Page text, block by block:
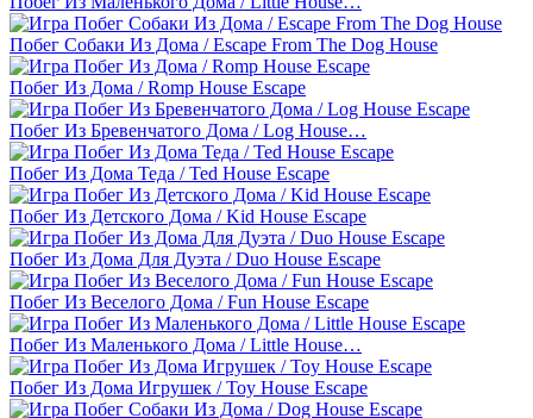
Побег Собаки Из Дома / Escape From The Dog House
Побег Из Дома / Romp House Escape
Побег Из Бревенчатого Дома / Log House…
Побег Из Дома Теда / Ted House Escape
Побег Из Детского Дома / Kid House Escape
Побег Из Дома Для Дуэта / Duo House Escape
Побег Из Веселого Дома / Fun House Escape
Побег Из Маленького Дома / Little House…
Побег Из Дома Игрушек / Toy House Escape